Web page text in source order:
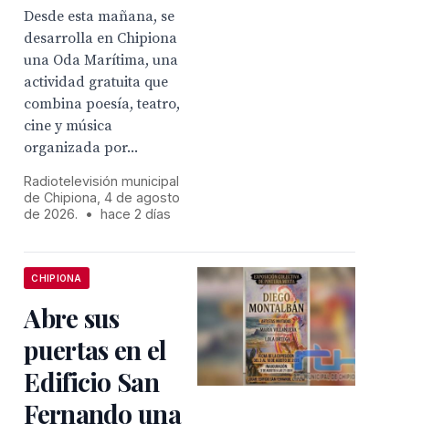
Desde esta mañana, se
desarrolla en Chipiona
una Oda Marítima, una
actividad gratuita que
combina poesía, teatro,
cine y música
organizada por...
Radiotelevisión municipal
de Chipiona, 4 de agosto
de 2026.
• hace 2 días
CHIPIONA
Abre sus
puertas en el
Edificio San
Fernando una